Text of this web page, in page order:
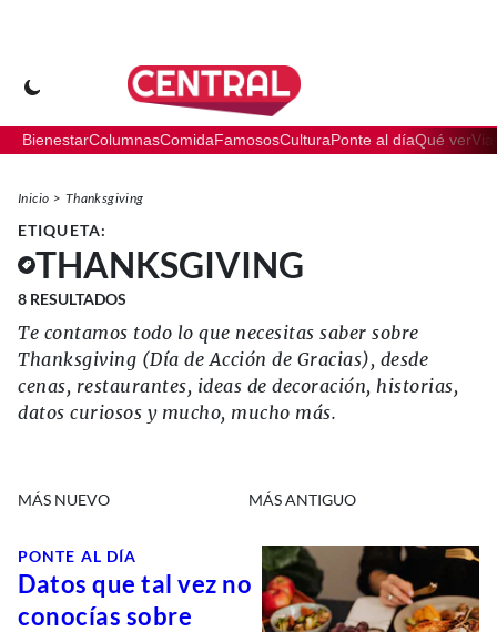
BienestarColumnasComidaFamososCulturaPonte al díaQué ver
Inicio Thanksgiving
ETIQUETA:
THANKSGIVING
8 RESULTADOS
Te contamos todo lo que necesitas saber sobre
Thanksgiving (Día de Acción de Gracias), desde
cenas, restaurantes, ideas de decoración, historias,
datos curiosos y mucho, mucho más.
MÁS NUEVO MÁS ANTIGUO
PONTE AL DÍA
Datos que tal vez no
conocías sobre